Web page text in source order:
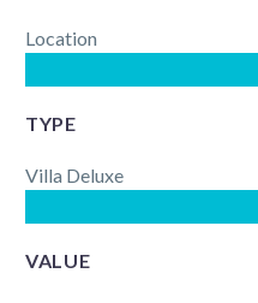
Location
TYPE
Villa Deluxe
VALUE